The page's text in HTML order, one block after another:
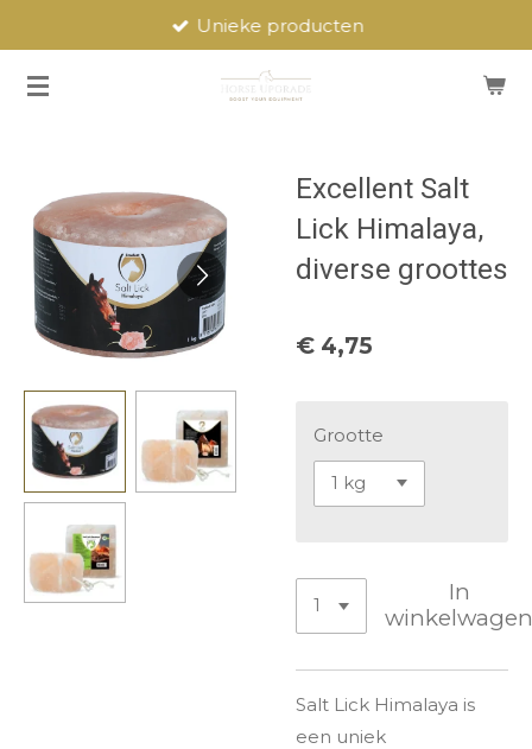
naar
Unieke producten
Excellent Salt
Lick Himalaya,
diverse groottes
€ 4,75
Grootte
In
Salt Lick Himalaya is
een uniek